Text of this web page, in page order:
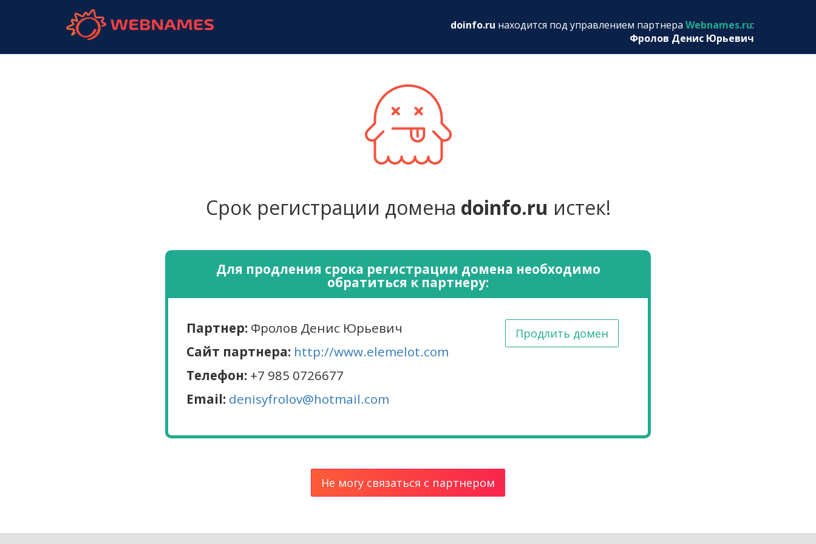
doinfo.ru находится под управлением партнера Webnames.ru:
Фролов Денис Юрьевич
Срок регистрации домена doinfo.ru истек!
Для продления срока регистрации домена необходимо
обратиться к партнеру:
Партнер: Фролов Денис Юрьевич
Сайт партнера: http://www.elemelot.com
Телефон: +7 985 0726677
Email: denisyfrolov@hotmail.com
Продлить домен
Не могу связаться с партнером